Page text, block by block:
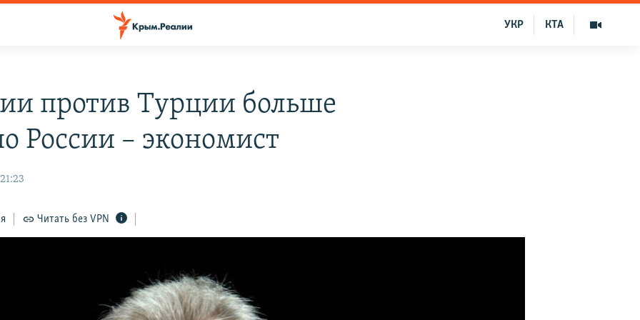
КТА
УКР
против Турции больше
России – экономист
Читать без VPN